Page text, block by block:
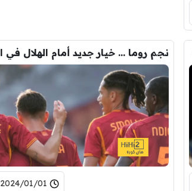
2024/01/01 - 05:33